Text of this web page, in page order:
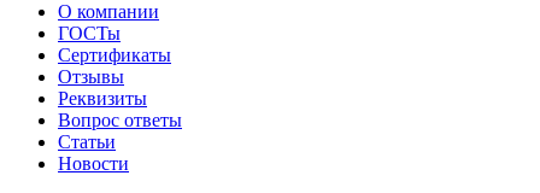
О компании
ГОСТы
Сертификаты
Отзывы
Реквизиты
Вопрос ответы
Статьи
Новости